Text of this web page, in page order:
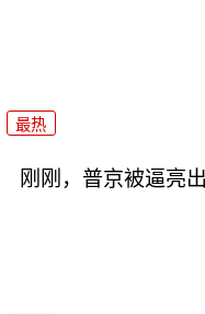
最热
刚刚，普京被逼亮